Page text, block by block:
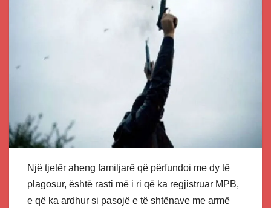
Një tjetër aheng familjarë që përfundoi me dy të
plagosur, është rasti më i ri që ka regjistruar MPB,
e që ka ardhur si pasojë e të shtënave me armë